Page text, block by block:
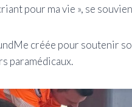
pour ma vie », se
créée pour soutenir
paramédicaux.